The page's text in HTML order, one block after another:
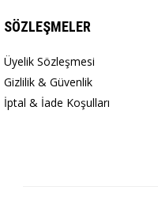
SÖZLEŞMELER
Üyelik Sözleşmesi
Gizlilik & Güvenlik
İptal & İade Koşulları